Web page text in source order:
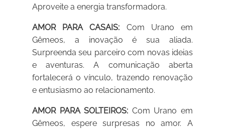
Aproveite a energia transformadora.
AMOR PARA CASAIS: Com Urano em
Gêmeos, a inovação é sua aliada.
Surpreenda seu parceiro com novas ideias
e aventuras. A comunicação aberta
fortalecerá o vínculo, trazendo renovação
e entusiasmo ao relacionamento.
AMOR PARA SOLTEIROS: Com Urano em
Gêmeos, espere surpresas no amor. A